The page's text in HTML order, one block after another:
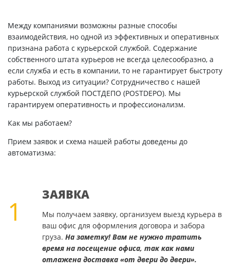
Между компаниями возможны разные способы
взаимодействия, но одной из эффективных и оперативных
признана работа с курьерской службой. Содержание
собственного штата курьеров не всегда целесообразно, а
если служба и есть в компании, то не гарантирует быстроту
работы. Выход из ситуации? Сотрудничество с нашей
курьерской службой ПОСТДЕПО (POSTDEPO). Мы
гарантируем оперативность и профессионализм.
Как мы работаем?
Прием заявок и схема нашей работы доведены до
автоматизма:
1
ЗАЯВКА
Мы получаем заявку, организуем выезд курьера в
ваш офис для оформления договора и забора
груза. На заметку! Вам не нужно тратить
время на посещение офиса, так как нами
отлажена доставка «от двери до двери».